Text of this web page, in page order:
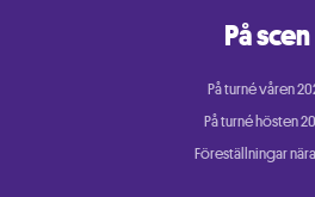
På scen
På turné våren
På turné hösten
Föreställningar